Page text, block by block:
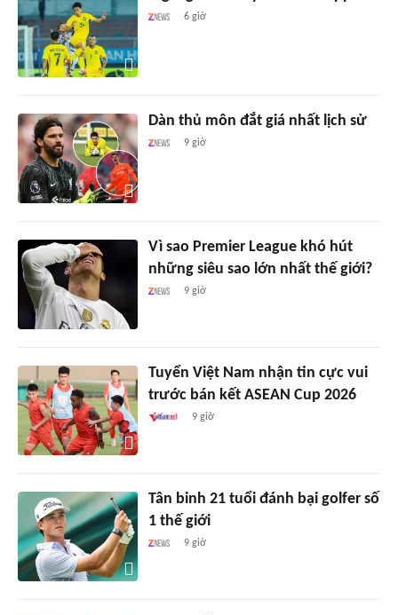
6 giờ
Dàn thủ môn đắt giá nhất lịch sử
9 giờ
Vì sao Premier League khó hút
những siêu sao lớn nhất thế giới?
9 giờ
Tuyển Việt Nam nhận tin cực vui
trước bán kết ASEAN Cup 2026
9 giờ
Tân binh 21 tuổi đánh bại golfer số
1 thế giới
9 giờ